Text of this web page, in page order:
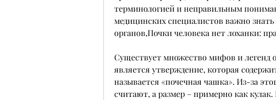
терминологией и неправильным
медицинских специалистов важно
органов,Почки человека нет лоханки:
Существует множество мифов и легенд
является утверждение, которая
называется «почечная чашка». Из-за
считают, а размер – примерно как